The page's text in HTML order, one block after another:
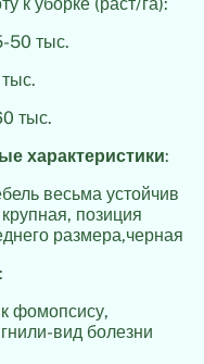
50 тыс.
тыс.
характеристики:
весьма устойчив
позиция
размера,черная
:
фомопсису,
вид болезни